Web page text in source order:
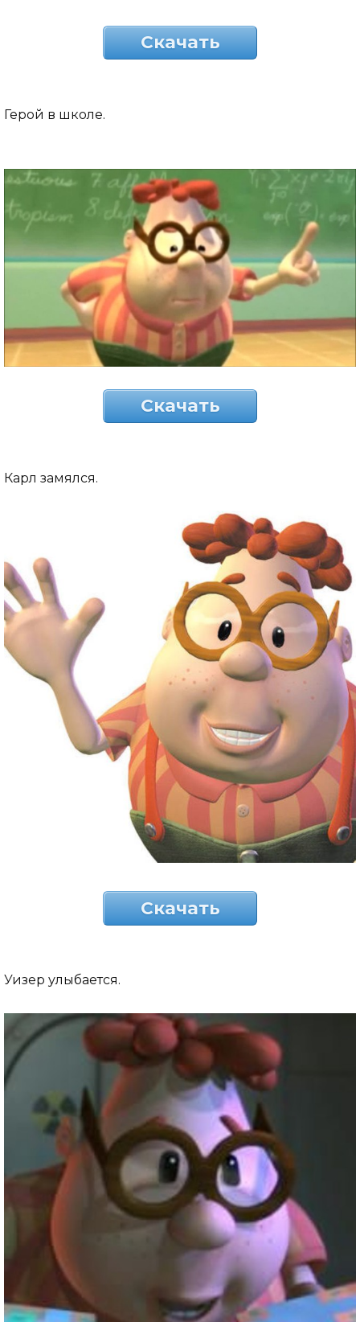
Скачать
Герой в школе.
Скачать
Карл замялся.
Скачать
Уизер улыбается.